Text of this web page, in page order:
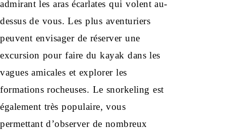
admirant les aras écarlates qui volent au-
dessus de vous. Les plus aventuriers
peuvent envisager de réserver une
excursion pour faire du kayak dans les
vagues amicales et explorer les
formations rocheuses. Le snorkeling est
également très populaire, vous
permettant d’observer de nombreux